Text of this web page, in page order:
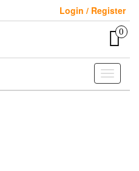
Login / Register
0
Toggle